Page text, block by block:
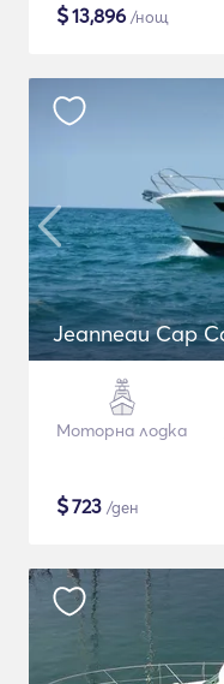
$13,896 /нощ
Jeanneau Cap
Моторна лодка
$723 /ден